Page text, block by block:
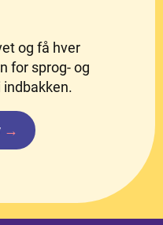
og få hver
for sprog- og
→